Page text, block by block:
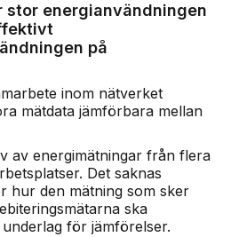
stor energianvändningen
på
inom nätverket
mätdata jämförbara mellan
av energimätningar från flera
Det saknas
hur den mätning som sker
ska
för jämförelser.